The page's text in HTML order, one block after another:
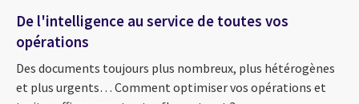
De l'intelligence au service de toutes vos
opérations
Des documents toujours plus nombreux, plus hétérogènes
et plus urgents… Comment optimiser vos opérations et